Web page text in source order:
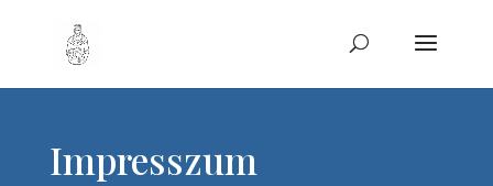
Impresszum